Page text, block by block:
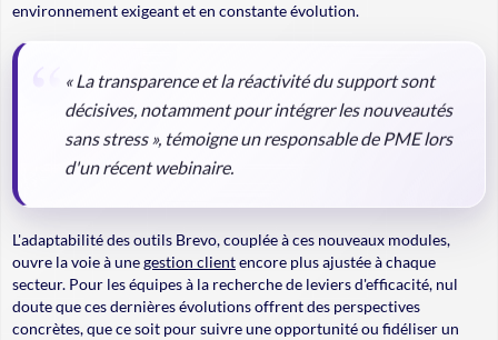
environnement exigeant et en constante évolution.
« La transparence et la réactivité du support sont
décisives, notamment pour intégrer les nouveautés
sans stress », témoigne un responsable de PME lors
d'un récent webinaire.
L'adaptabilité des outils Brevo, couplée à ces nouveaux modules,
ouvre la voie à unegestion clientencore plus ajustée à chaque
secteur. Pour les équipes à la recherche de leviers d'efficacité, nul
doute que ces dernières évolutions offrent des perspectives
concrètes, que ce soit pour suivre une opportunité ou fidéliser un